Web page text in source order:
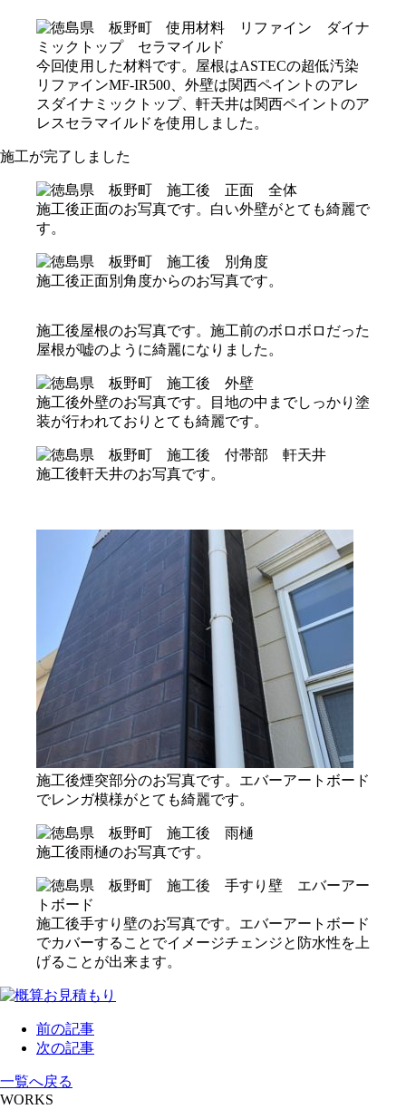
今回使用した材料です。屋根はASTECの超低汚染
リファインMF-IR500、外壁は関西ペイントのアレ
スダイナミックトップ、軒天井は関西ペイントのア
レスセラマイルドを使用しました。
施工が完了しました
施工後正面のお写真です。白い外壁がとても綺麗で
す。
施工後正面別角度からのお写真です。
施工後屋根のお写真です。施工前のボロボロだった
屋根が嘘のように綺麗になりました。
施工後外壁のお写真です。目地の中までしっかり塗
装が行われておりとても綺麗です。
施工後軒天井のお写真です。
施工後煙突部分のお写真です。エバーアートボード
でレンガ模様がとても綺麗です。
施工後雨樋のお写真です。
施工後手すり壁のお写真です。エバーアートボード
でカバーすることでイメージチェンジと防水性を上
げることが出来ます。
前の記事
次の記事
一覧へ戻る
WORKS